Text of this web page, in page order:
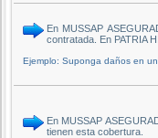
En MUSSAP
contratada. En PATRIA
Ejemplo: Suponga daños en
En MUSSAP
tienen esta cobertura.